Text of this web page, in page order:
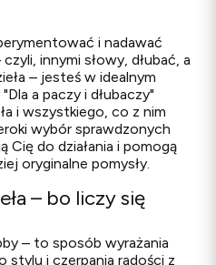
i nadawać
innymi słowy, dłubać, a
– jesteś w idealnym
a paczy i dłubaczy"
i wszystkiego, co z nim
wybór sprawdzonych
Cię do działania i pomogą
oryginalne pomysły.
– bo liczy się
– to sposób wyrażania
stylu i czerpania radości z